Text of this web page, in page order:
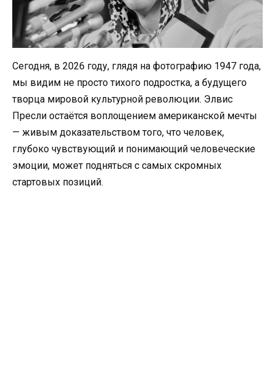
Сегодня, в 2026 году, глядя на фотографию 1947 года,
мы видим не просто тихого подростка, а будущего
творца мировой культурной революции. Элвис
Пресли остаётся воплощением американской мечты
— живым доказательством того, что человек,
глубоко чувствующий и понимающий человеческие
эмоции, может подняться с самых скромных
стартовых позиций.